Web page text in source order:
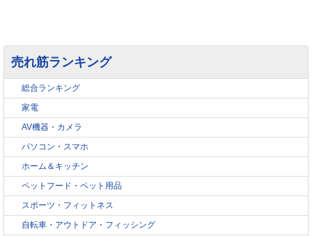
売れ筋ランキング
総合ランキング
家電
AV機器・カメラ
パソコン・スマホ
ホーム＆キッチン
ペットフード・ペット用品
スポーツ・フィットネス
自転車・アウトドア・フィッシング